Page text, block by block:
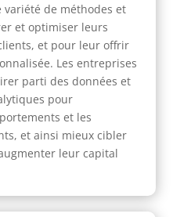
de méthodes et
et optimiser leurs
et pour leur offrir
Les entreprises
parti des données et
pour
et les
et ainsi mieux cibler
leur capital